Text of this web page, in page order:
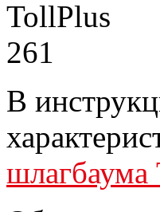
В
шлагбаума